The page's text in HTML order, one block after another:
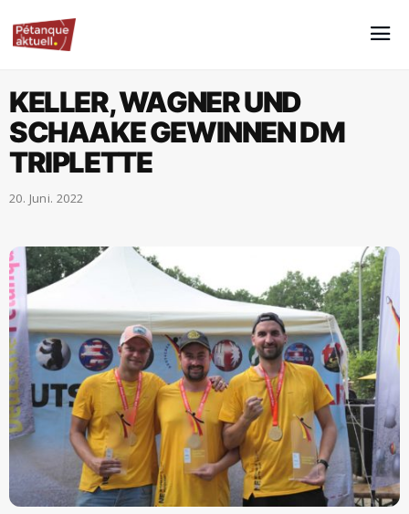
KELLER, WAGNER UND
SCHAAKE GEWINNEN DM
TRIPLETTE
20. Juni. 2022